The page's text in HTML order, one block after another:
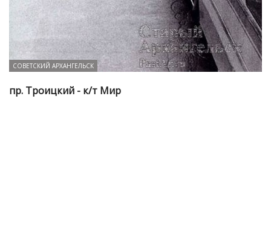
СОВЕТСКИЙ АРХАНГЕЛЬСК
пр. Троицкий - к/т Мир